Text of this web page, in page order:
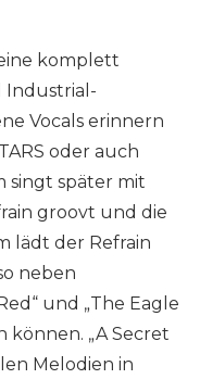
komplett
Industrial-
Vocals erinnern
oder auch
singt später mit
groovt und die
lädt der Refrain
neben
und „The Eagle
können. „A Secret
Melodien in